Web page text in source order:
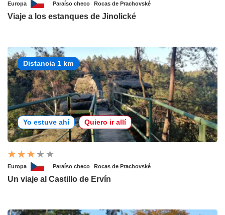
Europa Paraíso checo Rocas de Prachovské
Viaje a los estanques de Jinolické
Distancia 1 km
Yo estuve ahí Quiero ir allí
Europa Paraíso checo Rocas de Prachovské
Un viaje al Castillo de Ervín